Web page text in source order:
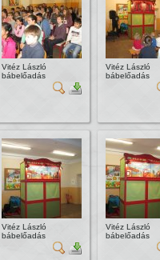
Vitéz László
bábelőadás
Vitéz László
bábelőadás
Vitéz László
bábelőadás
Vitéz László
bábelőadás